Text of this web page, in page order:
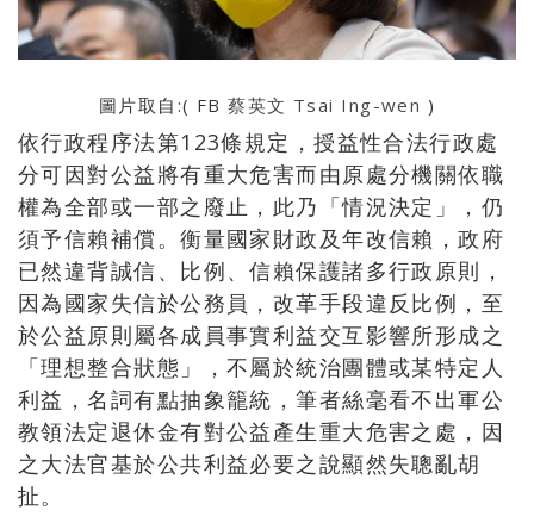
圖片取自:( FB蔡英文 Tsai Ing-wen )
依行政程序法第123條規定，授益性合法行政處
分可因對公益將有重大危害而由原處分機關依職
權為全部或一部之廢止，此乃「情況決定」，仍
須予信賴補償。衡量國家財政及年改信賴，政府
已然違背誠信、比例、信賴保護諸多行政原則，
因為國家失信於公務員，改革手段違反比例，至
於公益原則屬各成員事實利益交互影響所形成之
「理想整合狀態」，不屬於統治團體或某特定人
利益，名詞有點抽象籠統，筆者絲毫看不出軍公
教領法定退休金有對公益產生重大危害之處，因
之大法官基於公共利益必要之說顯然失聰亂胡
扯。